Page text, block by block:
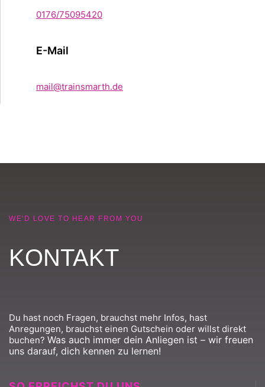
0176/75095420
E-Mail
mail@trainsmarth.de
WE'D LOVE TO HEAR FROM YOU
KONTAKT
Du hast noch Fragen, brauchst mehr Infos, hast
Anregungen, brauchst einen Gutschein oder willst direkt
buchen? Was auch immer dein Anliegen ist – wir freuen
uns darauf, dich kennen zu lernen!